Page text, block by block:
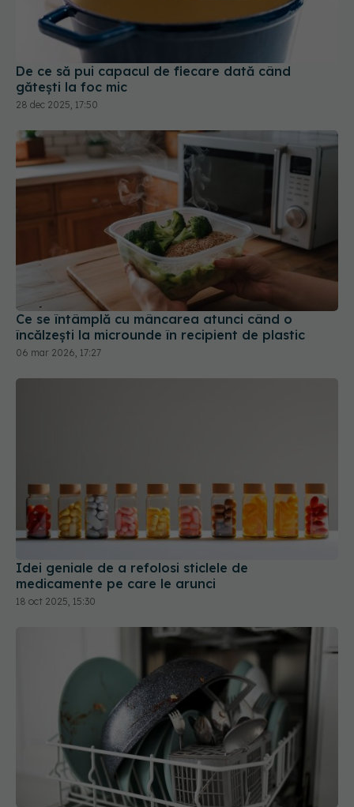
De ce să pui capacul de fiecare dată când
gătești la foc mic
28 dec 2025, 17:50
Ce se întâmplă cu mâncarea atunci când o
încălzești la microunde în recipient de plastic
06 mar 2026, 17:27
Idei geniale de a refolosi sticlele de
medicamente pe care le arunci
18 oct 2025, 15:30